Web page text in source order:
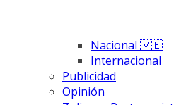
Nacional 🇻🇪
Internacional
Publicidad
Opinión